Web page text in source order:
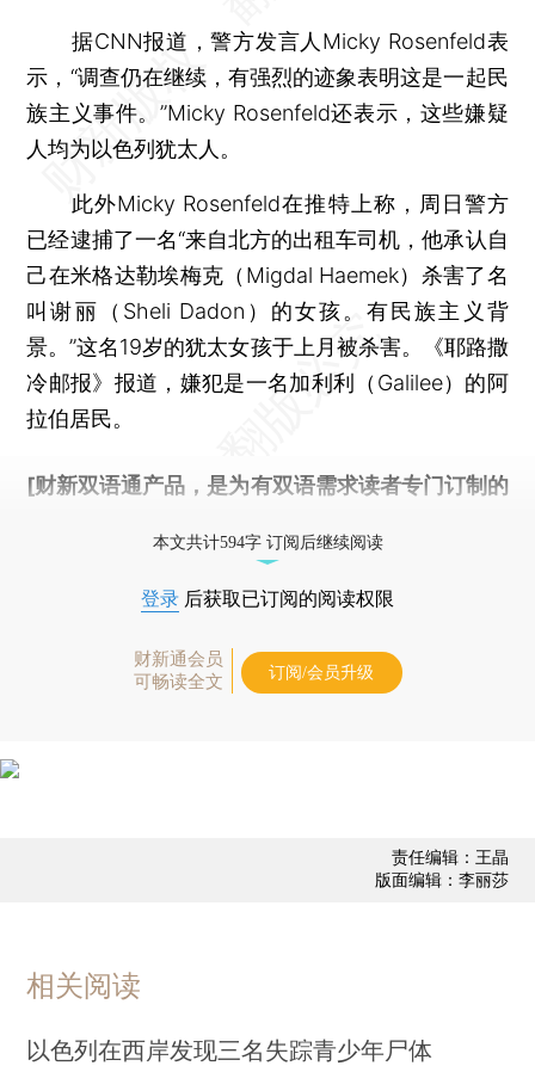
据CNN报道，警方发言人Micky Rosenfeld表
示，“调查仍在继续，有强烈的迹象表明这是一起民
族主义事件。”Micky Rosenfeld还表示，这些嫌疑
人均为以色列犹太人。
此外Micky Rosenfeld在推特上称，周日警方
已经逮捕了一名“来自北方的出租车司机，他承认自
己在米格达勒埃梅克（Migdal Haemek）杀害了名
叫谢丽（Sheli Dadon）的女孩。有民族主义背
景。”这名19岁的犹太女孩于上月被杀害。《耶路撒
冷邮报》报道，嫌犯是一名加利利（Galilee）的阿
拉伯居民。
[财新双语通产品，是为有双语需求读者专门订制的
本文共计594字 订阅后继续阅读
登录 后获取已订阅的阅读权限
财新通会员
可畅读全文
订阅/会员升级
责任编辑：王晶
版面编辑：李丽莎
相关阅读
以色列在西岸发现三名失踪青少年尸体